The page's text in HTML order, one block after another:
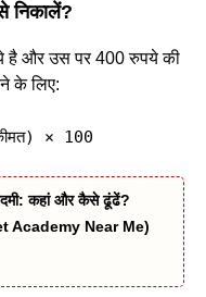
निकालें?
है और उस पर 400 रुपये की
के लिए:
× 100
कहां और कैसे ढूंढें?
Academy Near Me)